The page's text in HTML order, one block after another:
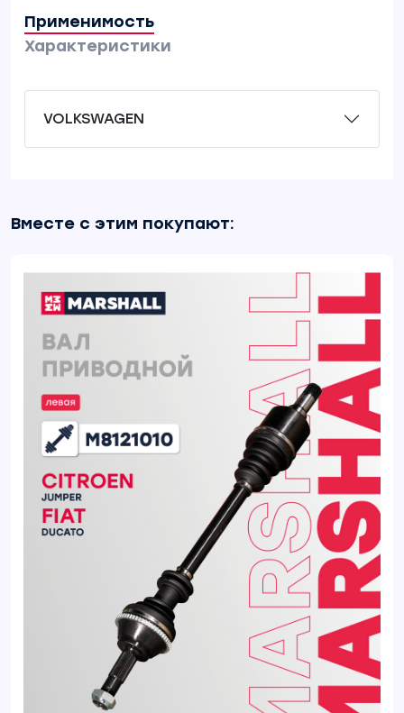
Применимость
Характеристики
VOLKSWAGEN
Вместе с этим покупают: